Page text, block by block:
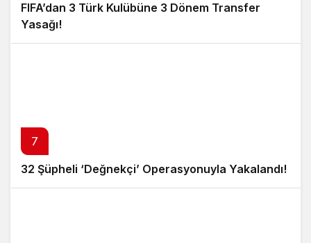
FIFA’dan 3 Türk Kulübüne 3 Dönem Transfer
Yasağı!
7
32 Şüpheli ‘Değnekçi’ Operasyonuyla Yakalandı!